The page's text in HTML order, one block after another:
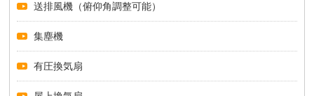
送排風機（俯仰角調整可能）
集塵機
有圧換気扇